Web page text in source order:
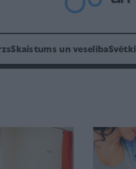
Skaistums un veselībaSvētki